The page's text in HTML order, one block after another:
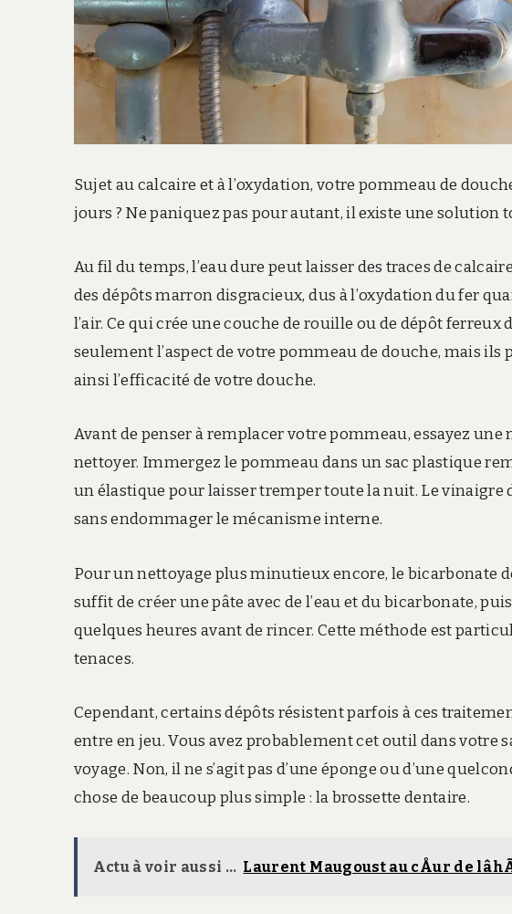
Sujet au calcaire et à l’oxydation, votre pommeau de
jours ? Ne paniquez pas pour autant, il existe une solution
Au fil du temps, l’eau dure peut laisser des traces de
des dépôts marron disgracieux, dus à l’oxydation du fer
l’air. Ce qui crée une couche de rouille ou de dépôt
seulement l’aspect de votre pommeau de douche, mais
ainsi l’efficacité de votre douche.
Avant de penser à remplacer votre pommeau, essayez
nettoyer. Immergez le pommeau dans un sac plastique
un élastique pour laisser tremper toute la nuit. Le vinaigre
sans endommager le mécanisme interne.
Pour un nettoyage plus minutieux encore, le bicarbonate
suffit de créer une pâte avec de l’eau et du bicarbonate,
quelques heures avant de rincer. Cette méthode est
tenaces.
Cependant, certains dépôts résistent parfois à ces
entre en jeu. Vous avez probablement cet outil dans votre
voyage. Non, il ne s’agit pas d’une éponge ou d’une
chose de beaucoup plus simple : la brossette dentaire.
Actu à voir aussi ... Laurent Maugoust au cÅur de